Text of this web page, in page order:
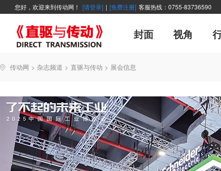
您好，欢迎来到传动网！ [请登录] | [免费注册] 客服热线：0755-83736590
封面
广告
视角
企业活动 展会报道
能效碳索
每月专辑
精品 新品
世界方案 控制系统
技术文章
资讯在线 展会信息
直驱与传动
新年寄语 伺服论坛
传动网 > 杂志频道 > 直驱与传动 > 展会信息